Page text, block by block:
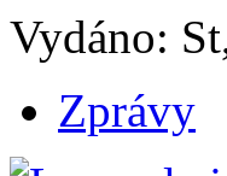
Vydáno:
Zprávy